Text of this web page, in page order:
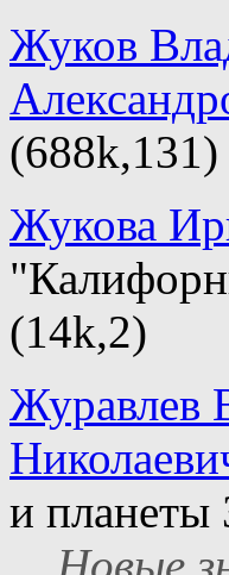
Жуков
(688k,131)
Жукова
(14k,2)
Журавлев
и планеты